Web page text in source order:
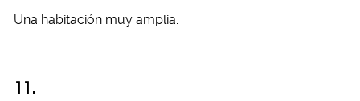
Una habitación muy amplia.
11.